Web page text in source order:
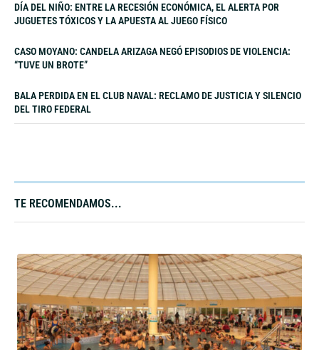
DÍA DEL NIÑO: ENTRE LA RECESIÓN ECONÓMICA, EL ALERTA POR
JUGUETES TÓXICOS Y LA APUESTA AL JUEGO FÍSICO
CASO MOYANO: CANDELA ARIZAGA NEGÓ EPISODIOS DE VIOLENCIA:
“TUVE UN BROTE”
BALA PERDIDA EN EL CLUB NAVAL: RECLAMO DE JUSTICIA Y SILENCIO
DEL TIRO FEDERAL
TE RECOMENDAMOS...​